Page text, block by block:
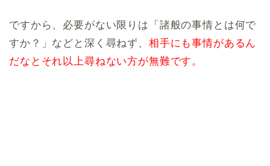
ですから、必要がない限りは「諸般の事情とは何で
すか？」などと深く尋ねず、 相手にも事情があるん
だなとそれ以上尋ねない方が無難です。